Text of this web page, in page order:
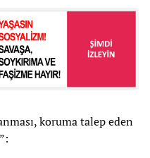
koruma talep eden